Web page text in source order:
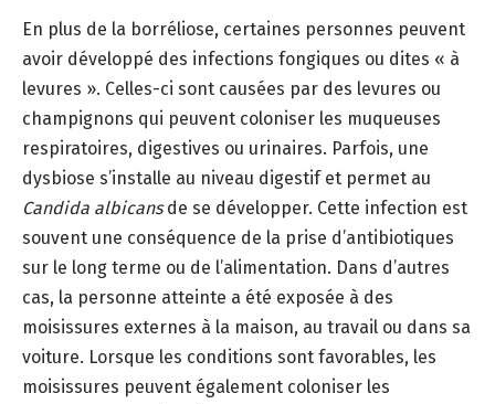
En plus de la borréliose, certaines personnes peuvent
avoir développé des infections fongiques ou dites « à
levures ». Celles-ci sont causées par des levures ou
champignons qui peuvent coloniser les muqueuses
respiratoires, digestives ou urinaires. Parfois, une
dysbiose s’installe au niveau digestif et permet au
Candida albicansde se développer. Cette infection est
souvent une conséquence de la prise d’antibiotiques
sur le long terme ou de l’alimentation. Dans d’autres
cas, la personne atteinte a été exposée à des
moisissures externes à la maison, au travail ou dans sa
voiture. Lorsque les conditions sont favorables, les
moisissures peuvent également coloniser les